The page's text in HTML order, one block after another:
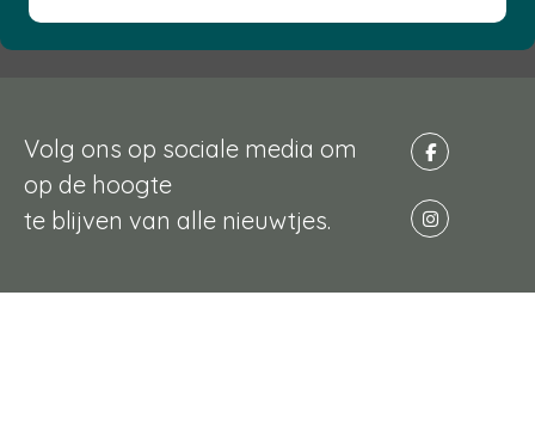
Volg ons op sociale media om
op de hoogte
te blijven van alle nieuwtjes.